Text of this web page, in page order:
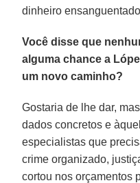
dinheiro
Você disse que
alguma chance a
um novo caminho?
Gostaria de lhe dar,
dados concretos e
especialistas que
crime organizado,
cortou nos orçamentos